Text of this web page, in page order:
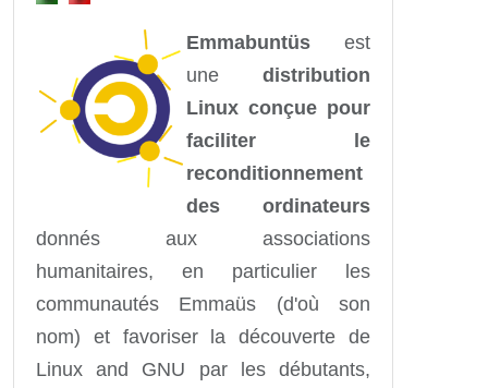
Emmabuntüs est
une distribution
Linux conçue pour
faciliter le
reconditionnement
des ordinateurs
donnés aux associations
humanitaires, en particulier les
communautés Emmaüs (d'où son
nom) et favoriser la découverte de
Linux and GNU par les débutants,